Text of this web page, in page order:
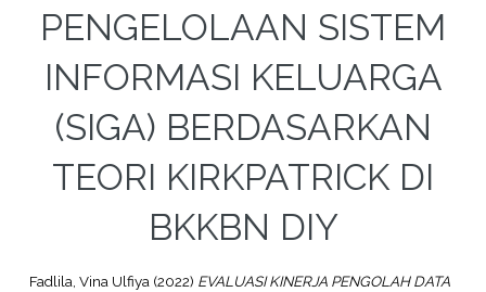
PENGELOLAAN SISTEM
INFORMASI KELUARGA
(SIGA) BERDASARKAN
TEORI KIRKPATRICK DI
BKKBN DIY
Fadlila, Vina Ulfiya(2022) EVALUASI KINERJA PENGOLAH DATA